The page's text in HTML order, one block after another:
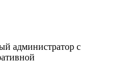
администратор с